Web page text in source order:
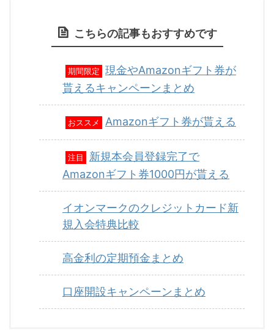
こちらの記事もおすすめです
期間限定
現金やAmazonギフト券が
貰えるキャンペーンまとめ
おススメ Amazonギフト券が貰える
注目
新規本会員登録完了で
Amazonギフト券1000円が貰える
イオンマークのクレジットカード新
規入会特典比較
高金利の定期預金まとめ
口座開設キャンペーンまとめ